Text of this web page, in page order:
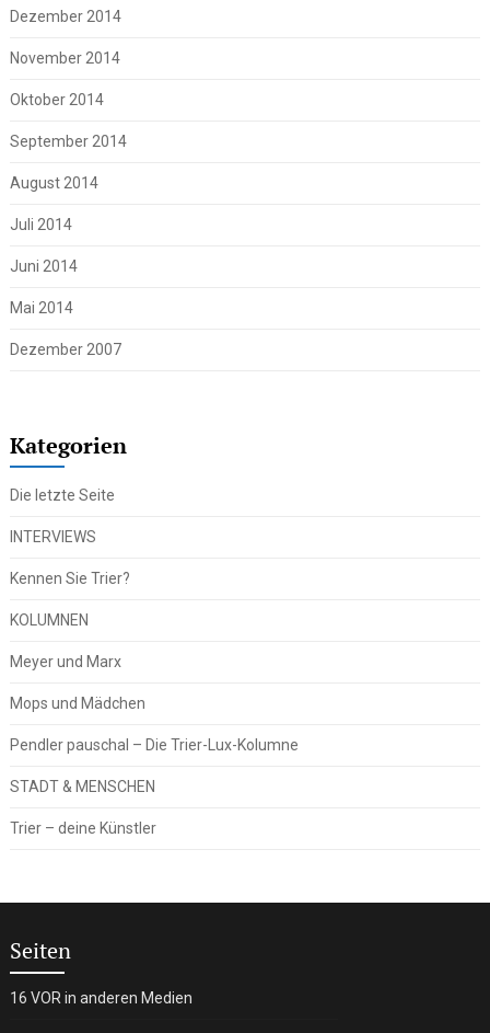
Dezember 2014
November 2014
Oktober 2014
September 2014
August 2014
Juli 2014
Juni 2014
Mai 2014
Dezember 2007
Kategorien
Die letzte Seite
INTERVIEWS
Kennen Sie Trier?
KOLUMNEN
Meyer und Marx
Mops und Mädchen
Pendler pauschal – Die Trier-Lux-Kolumne
STADT & MENSCHEN
Trier – deine Künstler
Seiten
16 VOR in anderen Medien